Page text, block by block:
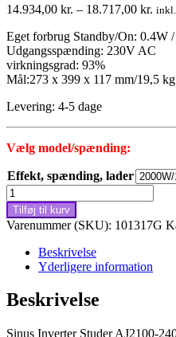
14.934,00 kr. – 18.717,00 kr.
til
inkl.
Eget forbrug Standby/On: 0.4W
Udgangsspænding: 230V AC
virkningsgrad: 93%
Mål:273 x 399 x 117 mm/19,5 kg
Levering: 4-5 dage
Vælg model/spænding:
Effekt, spænding, lader
Sinus
Inverter
Studer
AJ2100-
2400,
2000W,
24V
antal
Tilføj til kurv
Varenummer (SKU): 101317G
Beskrivelse
Yderligere information
Beskrivelse
Sinus Inverter Studer AJ2100-